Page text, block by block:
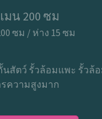
น 200 ซม
ซม / ห่าง 15 ซม
นสัตว์ รั้วล้อมแพะ รั้วล้
ความสูงมาก